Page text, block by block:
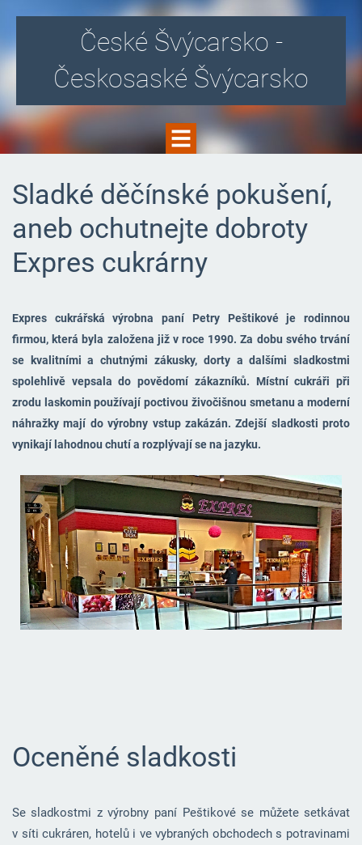
České Švýcarsko -
Českosaské Švýcarsko
Sladké děčínské pokušení,
aneb ochutnejte dobroty
Expres cukrárny
Expres cukrářská výrobna paní Petry Peštikové je rodinnou
firmou, která byla založena již v roce 1990. Za dobu svého trvání
se kvalitními a chutnými zákusky, dorty a dalšími sladkostmi
spolehlivě vepsala do povědomí zákazníků. Místní cukráři při
zrodu laskomin používají poctivou živočišnou smetanu a moderní
náhražky mají do výrobny vstup zakázán. Zdejší sladkosti proto
vynikají lahodnou chutí a rozplývají se na jazyku.
Oceněné sladkosti
Se sladkostmi z výrobny paní Peštikové se můžete setkávat
v síti cukráren, hotelů i ve vybraných obchodech s potravinami